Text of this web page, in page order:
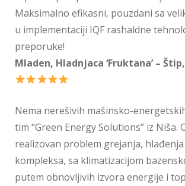
Maksimalno efikasni, pouzdani sa
u implementaciji IQF rashaldne
preporuke!
Mladen, Hladnjaca ‘Fruktana’ –
Nema nerešivih mašinsko-
tim “Green Energy Solutions” iz Niša.
realizovan problem grejanja,
kompleksa, sa klimatizacijom
putem obnovljivih izvora energije i